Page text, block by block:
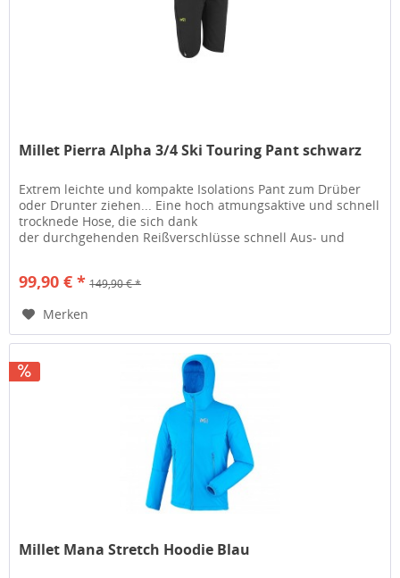
Millet Pierra Alpha 3/4 Ski Touring Pant schwarz
Extrem leichte und kompakte Isolations Pant zum Drüber
oder Drunter ziehen... Eine hoch atmungsaktive und schnell
trocknede Hose, die sich dank
der durchgehenden Reißverschlüsse schnell Aus- und
99,90 € * 149,90 € *
Merken
Millet Mana Stretch Hoodie Blau